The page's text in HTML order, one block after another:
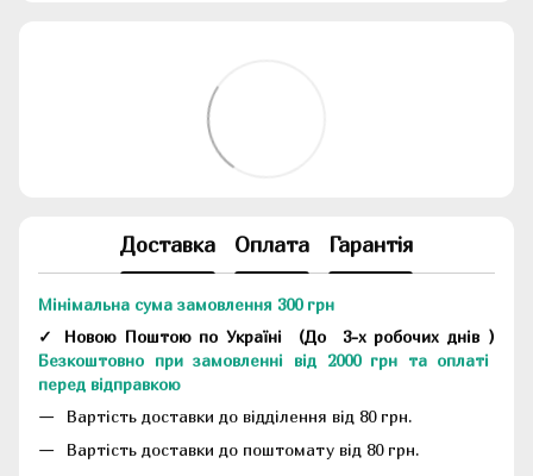
Доставка Оплата Гарантія
Мінімальна сума замовлення 300 грн
✓ Новою Поштою по Україні (До 3-х робочих днів )
Безкоштовно при замовленні від 2000 грн та оплаті
перед відправкою
Вартість доставки до відділення від 80 грн.
Вартість доставки до поштомату від 80 грн.